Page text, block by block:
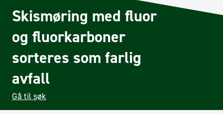
Skismøring med fluor
og fluorkarboner
sorteres som farlig
avfall
Gå til søk